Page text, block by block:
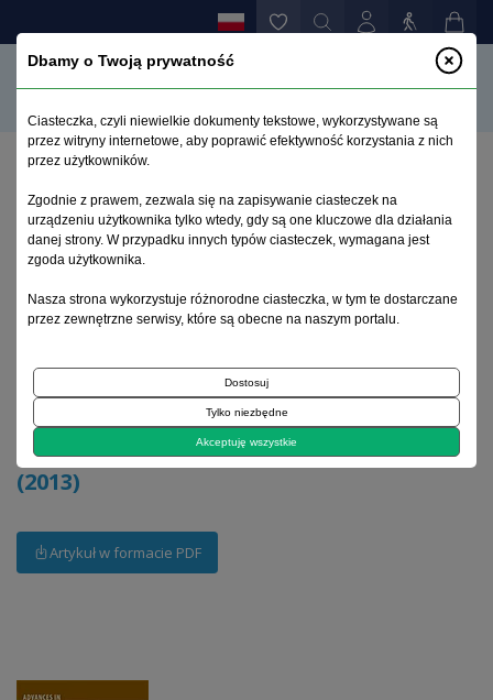
Skorowidz słów kluczowych tomu 22 (2013)
Archiwum 1992–2014
Skorowidz słów kluczowych tomu 22
(2013)
Artykuł w formacie PDF
Dbamy o Twoją prywatność
Ciasteczka, czyli niewielkie dokumenty tekstowe, wykorzystywane są
przez witryny internetowe, aby poprawić efektywność korzystania z nich
przez użytkowników.
Zgodnie z prawem, zezwala się na zapisywanie ciasteczek na
urządzeniu użytkownika tylko wtedy, gdy są one kluczowe dla działania
danej strony. W przypadku innych typów ciasteczek, wymagana jest
zgoda użytkownika.
Nasza strona wykorzystuje różnorodne ciasteczka, w tym te dostarczane
przez zewnętrzne serwisy, które są obecne na naszym portalu.
Dostosuj
Tylko niezbędne
Akceptuję wszystkie